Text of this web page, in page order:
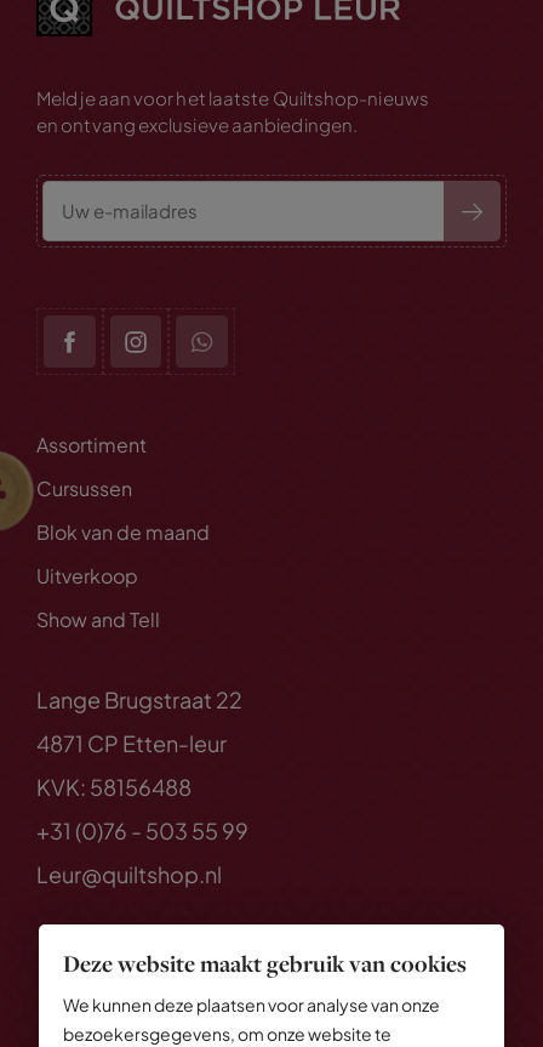
Deze website maakt gebruik van cookies
We kunnen deze plaatsen voor analyse van onze
bezoekersgegevens, om onze website te
Meld je aan voor het laatste Quiltshop-nieuws
en ontvang exclusieve aanbiedingen.
Assortiment
Cursussen
Blok van de maand
Uitverkoop
Show and Tell
Lange Brugstraat 22
4871 CP Etten-leur
KVK: 58156488
+31 (0)76 - 503 55 99
Leur@quiltshop.nl